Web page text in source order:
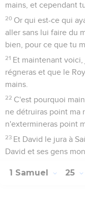
mains, et cependant
20 Or qui est-ce qui
aller sans lui faire du
bien, pour ce que tu
21 Et maintenant
régneras et que le
mains.
22 C'est pourquoi
ne détruiras point ma
n'extermineras point
23 Et David le jura à
David et ses gens
1 Samuel 25